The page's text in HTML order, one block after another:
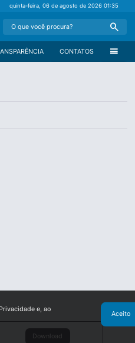
quinta-feira, 06 de agosto de 202601:35
Search
menu
CONTATOS
Download
e, ao
Aceito